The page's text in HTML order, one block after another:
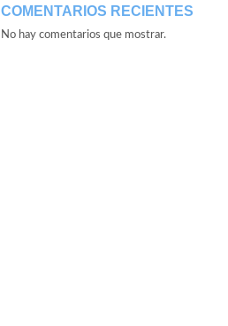
COMENTARIOS RECIENTES
No hay comentarios que mostrar.